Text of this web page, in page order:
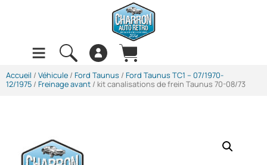
Accueil / Véhicule / Ford Taunus / Ford Taunus TC1 -- 07/1970-
12/1975 / Freinage avant / kit canalisations de frein Taunus 70-08/73